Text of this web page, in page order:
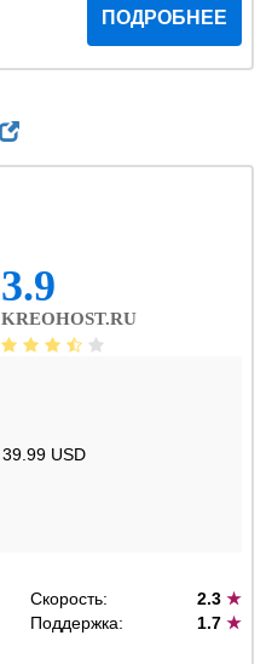
ПОДРОБНЕЕ
3.9
KREOHOST.RU
39.99 USD
Скорость: 2.3 ★
Поддержка: 1.7 ★